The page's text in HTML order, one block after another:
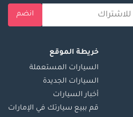
انضم
خريطة الموقع
السيارات المستعملة
السيارات الجديدة
أخبار السيارات
قم ببيع سيارتك في الإمارات